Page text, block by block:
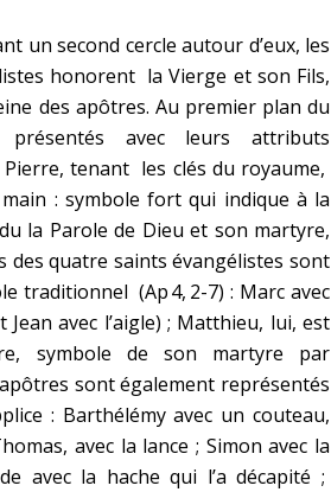
un second cercle autour d’eux, les
honorent la Vierge et son Fils,
des apôtres. Au premier plan du
avec leurs attributs
tenant les clés du royaume,
: symbole fort qui indique à la
la Parole de Dieu et son martyre,
des quatre saints évangélistes sont
traditionnel (Ap 4, 2-7) : Marc avec
Jean avec l’aigle) ; Matthieu, lui, est
symbole de son martyre par
sont également représentés
: Barthélémy avec un couteau,
avec la lance ; Simon avec la
avec la hache qui l’a décapité ;